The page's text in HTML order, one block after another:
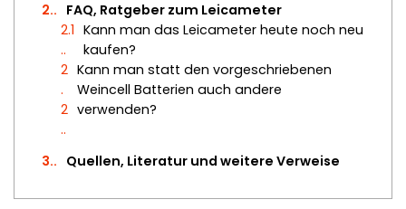
2.
FAQ, Ratgeber zum Leicameter
2.1
.
Kann man das Leicameter heute noch neu
kaufen?
2
.
2
.
Kann man statt den vorgeschriebenen
Weincell Batterien auch andere
verwenden?
3. Quellen, Literatur und weitere Verweise